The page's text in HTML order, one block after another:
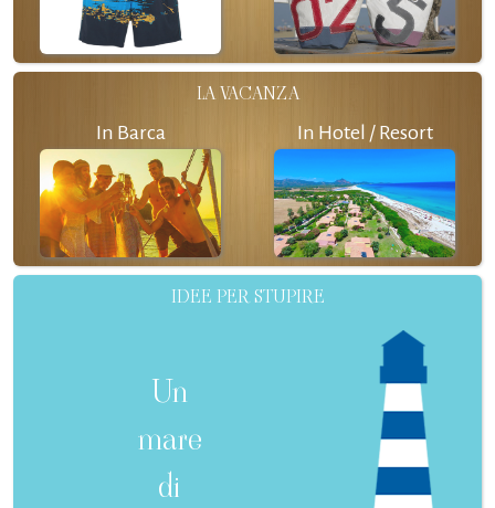
LA VACANZA
In Barca In Hotel / Resort
IDEE PER STUPIRE
Un
mare
di